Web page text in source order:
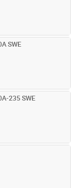
för til
SWE
235 SWE